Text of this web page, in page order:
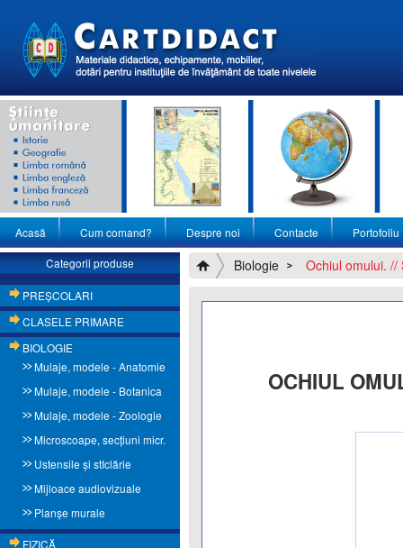
Acasă Cum comand? Despre noi Contacte
Portofoliu
Categorii produse
PREŞCOLARI
CLASELE PRIMARE
BIOLOGIE
Mulaje, modele - Anatomie
Mulaje, modele - Botanica
Mulaje, modele - Zoologie
Microscoape, secţiuni micr.
Ustensile și stIclărie
Mijloace audiovizuale
Planşe murale
FIZICĂ
Biologie Ochiul omului.
OCHIUL